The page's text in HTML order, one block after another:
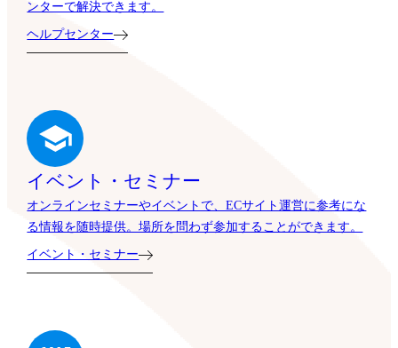
ンターで解決できます。
ヘルプセンター
イベント・セミナー
オンラインセミナーやイベントで、ECサイト運営に参考にな
る情報を随時提供。場所を問わず参加することができます。
イベント・セミナー